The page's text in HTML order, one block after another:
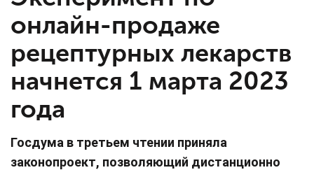
онлайн-продаже
рецептурных лекарств
начнется 1 марта 2023
года
Госдума в третьем чтении приняла
законопроект, позволяющий дистанционно